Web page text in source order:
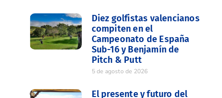
Diez golfistas valencianos
compiten en el
Campeonato de España
Sub-16 y Benjamín de
Pitch & Putt
5 de agosto de 2026
El presente y futuro del